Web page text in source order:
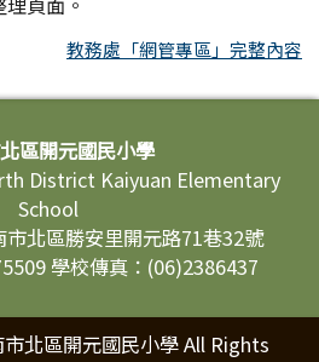
教務處「網管專區」完整內容
區開元國民小學
District Kaiyuan Elementary
School
北區勝安里開元路71巷32號
學校傳真：(06)2386437
北區開元國民小學 All Rights